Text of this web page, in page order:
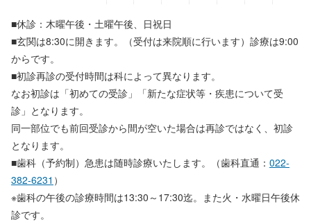
■休診：木曜午後・土曜午後、日祝日
■玄関は8:30に開きます。（受付は来院順に行います）診療は9:00
からです。
■初診再診の受付時間は科によって異なります。
なお初診は「初めての受診」「新たな症状等・疾患について受
診」となります。
同一部位でも前回受診から間が空いた場合は再診ではなく、初診
となります。
■歯科（予約制）急患は随時診療いたします。（歯科直通： 022-
382-6231 ）
※歯科の午後の診療時間は13:30～17:30迄。また火・水曜日午後休
診です。